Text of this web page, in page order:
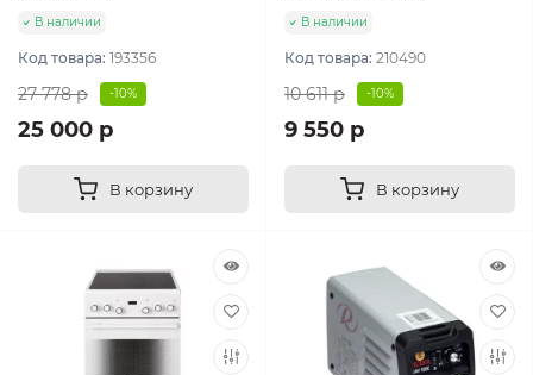
В наличии
Код товара: 193356
27 778 р -10%
25 000 р
В корзину
В наличии
Код товара: 210490
10 611 р -10%
9 550 р
В корзину